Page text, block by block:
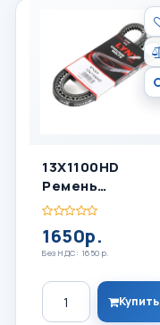
13X1100HD
Ремень
Клиновый
1650р.
Без НДС: 1650р.
Количество
Купить